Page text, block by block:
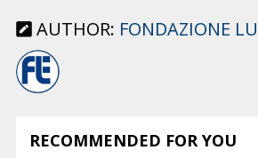
AUTHOR: FONDAZIONE
RECOMMENDED FOR YOU